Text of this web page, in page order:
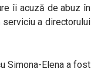
îi acuză de abuz în
serviciu a directorului
Simona-Elena a fost